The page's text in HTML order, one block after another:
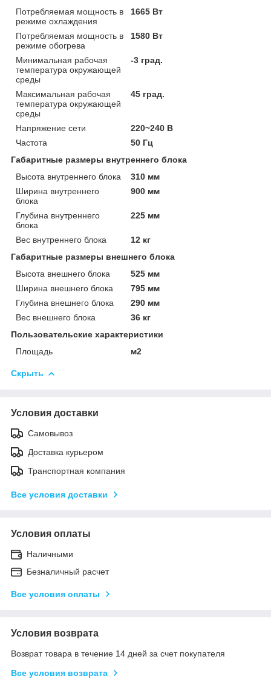
Потребляемая мощность в
режиме охлаждения
1665 Вт
Потребляемая мощность в
режиме обогрева
1580 Вт
Минимальная рабочая
температура окружающей
среды
-3 град.
Максимальная рабочая
температура окружающей
среды
45 град.
Напряжение сети
220~240 В
Частота
50 Гц
Габаритные размеры внутреннего блока
Высота внутреннего блока
310 мм
Ширина внутреннего
блока
900 мм
Глубина внутреннего
блока
225 мм
Вес внутреннего блока
12 кг
Габаритные размеры внешнего блока
Высота внешнего блока
525 мм
Ширина внешнего блока
795 мм
Глубина внешнего блока
290 мм
Вес внешнего блока
36 кг
Пользовательские характеристики
Площадь
м2
Скрыть
Условия доставки
Самовывоз
Доставка курьером
Транспортная компания
Все условия доставки
Условия оплаты
Наличными
Безналичный расчет
Все условия оплаты
Условия возврата
Возврат товара в течение 14 дней за счет покупателя
Все условия возврата